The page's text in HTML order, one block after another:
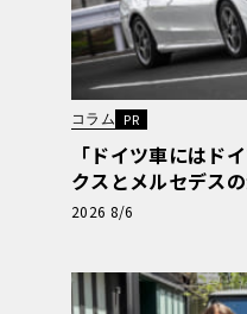
コラム PR
「ドイツ車にはド
クスとメルセデス
の安心と、Cクラス
2026 8/6